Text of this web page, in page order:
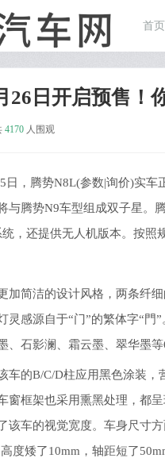
首页
26日开启预售！
4170 人围观
日，腾势N8L(参数|询价)实车
与腾势N9车型组成双子星。
，还提供无人机版本。按照
加简洁的设计风格，两条纤
灵感源自于“门”的繁体字“
、石影澜、霜云墨、翠华墨等
车的B/C/D柱应用黑色涂装
窗框架也采用熏黑处理，都
该车的视觉宽度。车身尺寸
度矮了10mm，轴距短了